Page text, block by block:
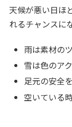
天候が悪い日ほ
れるチャンスに
雨は素材の
雪は色のア
足元の安全
空いている